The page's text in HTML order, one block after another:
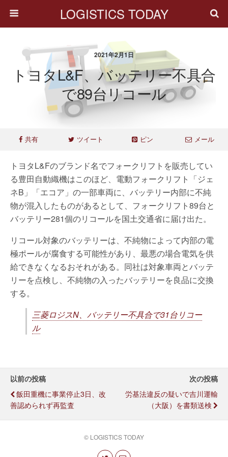
LOGISTICS TODAY
2021年2月1日
トヨタL&F、バッテリー不具合
で89台リコール
共有 ツイート ピン メール
トヨタL&Fのブランド名でフォークリフトを販売してい
る豊田自動織機はこのほど、電動フォークリフト「ジェ
ネB」「エコア」の一部車両に、バッテリー内部に不純
物が混入したものがあるとして、フォークリフト89台と
バッテリー281個のリコールを国土交通省に届け出た。
リコール対象のバッテリーは、不純物によって内部の電
極ポールが腐食する可能性があり、最悪の場合電気を供
給できなくなるおそれがある。同社は対象車両とバッテ
リーを点検し、不純物の入ったバッテリーを良品に交換
する。
三菱ロジスN、バッテリー不具合で31台リコー
ル
以前の投稿
飯田重機に事業停止3日、改
善認められず再監査
次の投稿
労基法違反の疑いで吉川運輸
（大阪）を書類送検
© LOGISTICS TODAY